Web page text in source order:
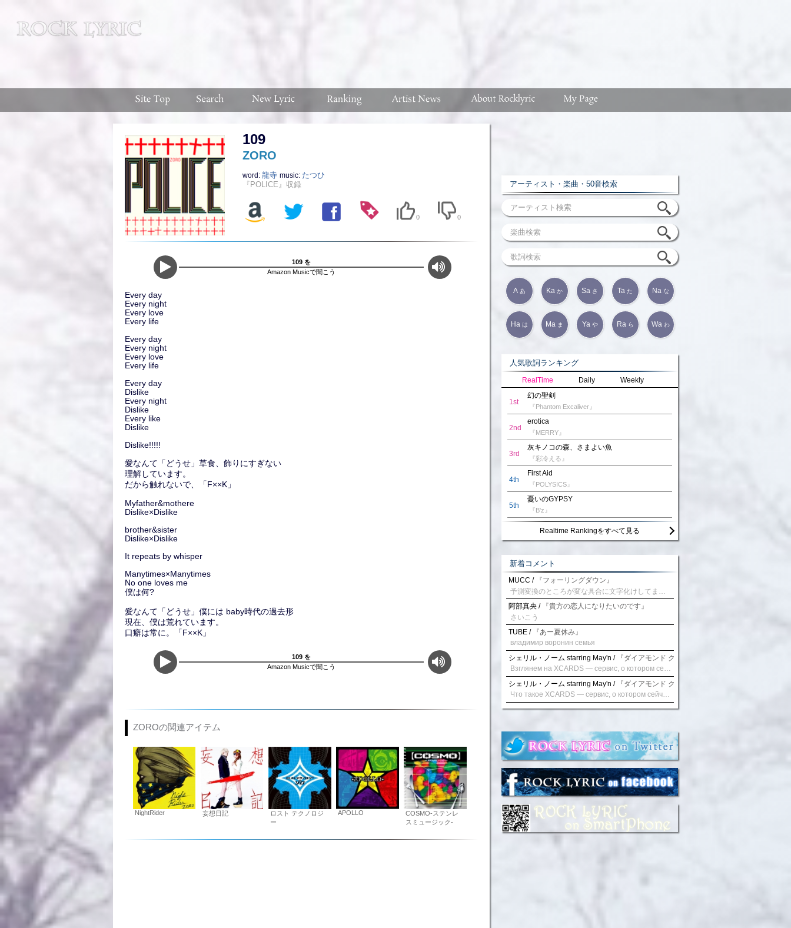
109
ZORO
word: 龍寺 music: たつひ
『POLICE』収録
0 0
109 を
Amazon Musicで聞こう
Every day
Every night
Every love
Every life
Every day
Every night
Every love
Every life
Every day
Dislike
Every night
Dislike
Every like
Dislike
Dislike!!!!!
愛なんて「どうせ」草食、飾りにすぎない
理解しています。
だから触れないで、「F××K」
Myfather&mothere
Dislike×Dislike
brother&sister
Dislike×Dislike
It repeats by whisper
Manytimes×Manytimes
No one loves me
僕は何?
愛なんて「どうせ」僕には baby時代の過去形
現在、僕は荒れています。
口癖は常に。「F××K」
109 を
Amazon Musicで聞こう
ZOROの関連アイテム
NightRider 妄想日記
ロスト テクノロジ
ー
APOLLO
COSMO-ステンレ
スミュージック-
アーティスト・楽曲・50音検索
A あ Ka か Sa さ Ta た Na な
Ha は Ma ま Ya や Ra ら Wa わ
人気歌詞ランキング
RealTime Daily Weekly
1st
幻の聖剣
『Phantom Excaliver』
2nd
erotica
『MERRY』
3rd
灰キノコの森、さまよい魚
『彩冷える』
4th
First Aid
『POLYSICS』
5th
憂いのGYPSY
『B'z』
Realtime Rankingをすべて見る
新着コメント
MUCC / 『フォーリングダウン』
阿部真央 / 『貴方の恋人になりたいのです』
さいこう
TUBE / 『あー夏休み』
владимир воронин семья
シェリル・ノーム starring May'n / 『ダイアモンド クレバス/射手座☆午後九時 Don't be
シェリル・ノーム starring May'n / 『ダイアモンド クレバス/射手座☆午後九時 Don't be
Что такое XCARDS — сервис, о котором сейчас говорят. Буквально на днях заметил о интересный бренд XCARDS, он помогает создавать онлайн карты чтобы управлять бюджетами. Ключевые преимущества: Выпуск занимает всего считанные минуты. Платформа даёт возможность оформить множество карт для разных целей. Есть поддержка в любое время суток включая персонального менеджера. Есть контроль без задержек — транзакции, уведомления, аналитика — всё под рукой. Возможные нюансы: Регистрация: европейская юрисдикция — желательно убедиться, что сервис можно использовать без нарушений. Финансовые условия: возможно, есть скрытые комиссии, поэтому лучше внимательно прочитать договор. Отзывы пользователей: по отзывам поддержка работает быстро. Надёжность системы: внедрены базовые меры безопасности, но всё равно советую не хранить большие суммы на карте. Вывод: В целом платформа кажется отличным помощником для маркетологов. Платформа сочетает скорость, удобство и гибкость. Как вы думаете? Пользовались ли вы XCARDS? Поделитесь опытом — будет интересно сравнить. Виртуальные карты для бизнеса